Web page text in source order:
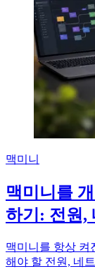
맥미니
맥미니를
하기: 전원,
맥미니를 항상 켜
해야 할 전원, 네